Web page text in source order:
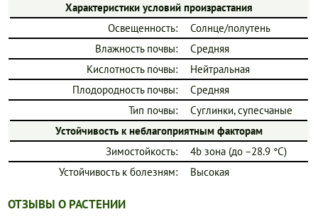
Характеристики условий произрастания
Освещенность:
Солнце/полутень
Влажность почвы:
Средняя
Кислотность почвы:
Нейтральная
Плодородность почвы:
Средняя
Тип почвы:
Суглинки, супесчаные
Устойчивость к неблагоприятным факторам
Зимостойкость:
4b зона (до −28.9 °C)
Устойчивость к болезням:
Высокая
ОТЗЫВЫ О РАСТЕНИИ